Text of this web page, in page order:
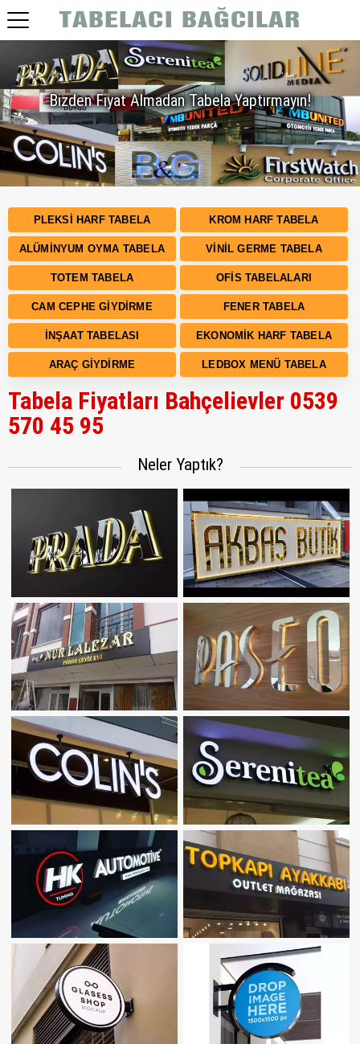
Bizden Fiyat Almadan Tabela Yaptırmayın!
PLEKSI HARF TABELA KROM HARF TABELA
ALÜMINYUM OYMA TABELA VINIL GERME TABELA
TOTEM TABELA OFIS TABELALARI
CAM CEPHE GIYDIRME FENER TABELA
İNŞAAT TABELASI EKONOMIK HARF TABELA
ARAÇ GIYDIRME LEDBOX MENÜ TABELA
Tabela Fiyatları Bahçelievler 0539
570 45 95
Neler Yaptık?